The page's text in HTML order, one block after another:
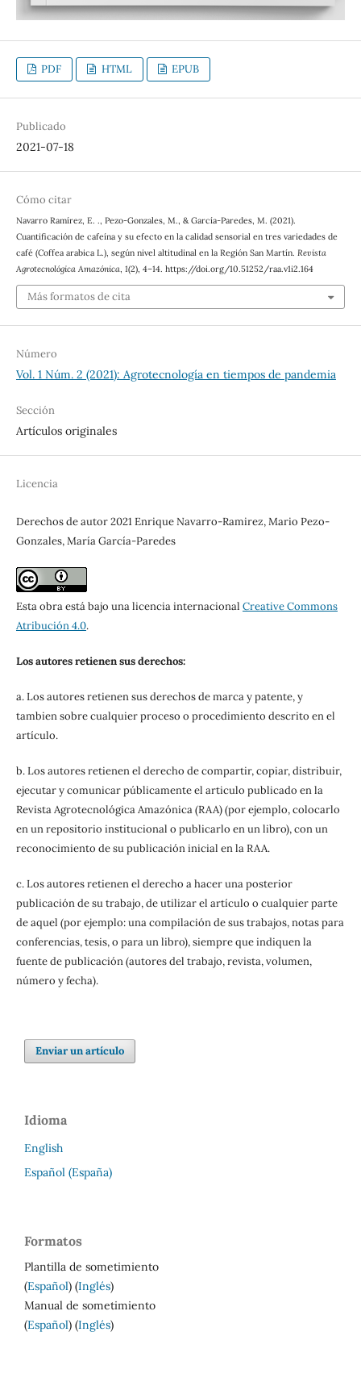
PDF HTML EPUB
Publicado
2021-07-18
Cómo citar
Navarro Ramírez, E. ., Pezo-Gonzales, M., & García-Paredes, M. (2021).
Cuantificación de cafeína y su efecto en la calidad sensorial en tres variedades de
café (Coffea arabica L.), según nivel altitudinal en la Región San Martín. Revista
Agrotecnológica Amazónica, 1(2), 4–14. https://doi.org/10.51252/raa.v1i2.164
Más formatos de cita
Número
Vol. 1 Núm. 2 (2021): Agrotecnología en tiempos de pandemia
Sección
Artículos originales
Licencia
Derechos de autor 2021 Enrique Navarro-Ramirez, Mario Pezo-
Gonzales, María García-Paredes
Esta obra está bajo una licencia internacional Creative Commons
Atribución 4.0.
Los autores retienen sus derechos:
a. Los autores retienen sus derechos de marca y patente, y
tambien sobre cualquier proceso o procedimiento descrito en el
artículo.
b. Los autores retienen el derecho de compartir, copiar, distribuir,
ejecutar y comunicar públicamente el articulo publicado en la
Revista Agrotecnológica Amazónica (RAA) (por ejemplo, colocarlo
en un repositorio institucional o publicarlo en un libro), con un
reconocimiento de su publicación inicial en la RAA.
c. Los autores retienen el derecho a hacer una posterior
publicación de su trabajo, de utilizar el artículo o cualquier parte
de aquel (por ejemplo: una compilación de sus trabajos, notas para
conferencias, tesis, o para un libro), siempre que indiquen la
fuente de publicación (autores del trabajo, revista, volumen,
número y fecha).
Enviar un artículo
Idioma
English
Español (España)
Formatos
Plantilla de sometimiento
(Español) (Inglés)
Manual de sometimiento
(Español) (Inglés)